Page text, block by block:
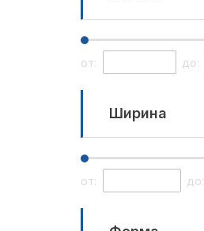
от: до:
Ширина
от: до: